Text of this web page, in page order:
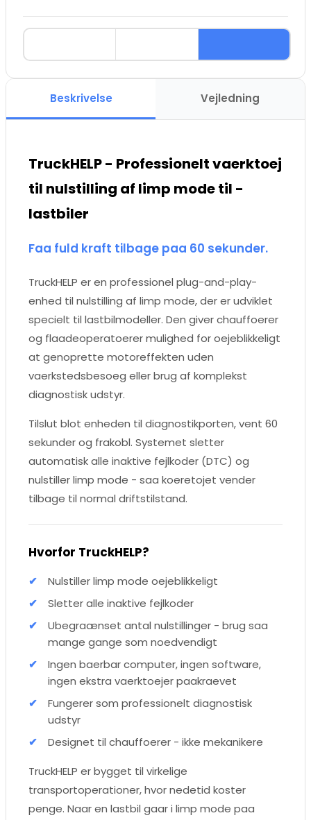
Beskrivelse Vejledning
TruckHELP - Professionelt vaerktoej
til nulstilling af limp mode til -
lastbiler
Faa fuld kraft tilbage paa 60 sekunder.
TruckHELP er en professionel plug-and-play-
enhed til nulstilling af limp mode, der er udviklet
specielt til lastbilmodeller. Den giver chauffoerer
og flaadeoperatoerer mulighed for oejeblikkeligt
at genoprette motoreffekten uden
vaerkstedsbesoeg eller brug af komplekst
diagnostisk udstyr.
Tilslut blot enheden til diagnostikporten, vent 60
sekunder og frakobl. Systemet sletter
automatisk alle inaktive fejlkoder (DTC) og
nulstiller limp mode - saa koeretojet vender
tilbage til normal driftstilstand.
Hvorfor TruckHELP?
Nulstiller limp mode oejeblikkeligt
Sletter alle inaktive fejlkoder
Ubegraænset antal nulstillinger - brug saa
mange gange som noedvendigt
Ingen baerbar computer, ingen software,
ingen ekstra vaerktoejer paakraevet
Fungerer som professionelt diagnostisk
udstyr
Designet til chauffoerer - ikke mekanikere
TruckHELP er bygget til virkelige
transportoperationer, hvor nedetid koster
penge. Naar en lastbil gaar i limp mode paa